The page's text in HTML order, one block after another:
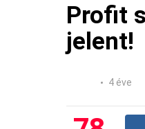
Profit
jelent!
4 éve